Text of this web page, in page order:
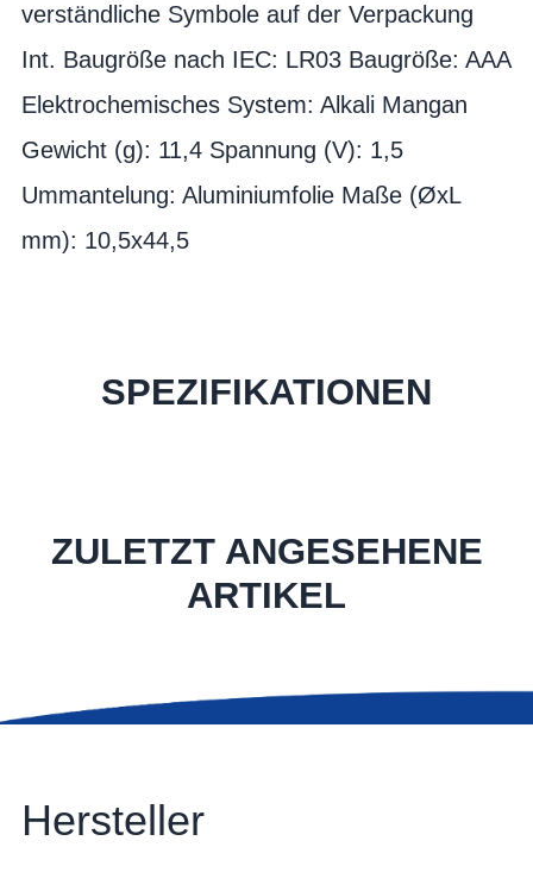
verständliche Symbole auf der Verpackung
Int. Baugröße nach IEC: LR03 Baugröße: AAA
Elektrochemisches System: Alkali Mangan
Gewicht (g): 11,4 Spannung (V): 1,5
Ummantelung: Aluminiumfolie Maße (ØxL
mm): 10,5x44,5
SPEZIFIKATIONEN
ZULETZT ANGESEHENE
ARTIKEL
Hersteller